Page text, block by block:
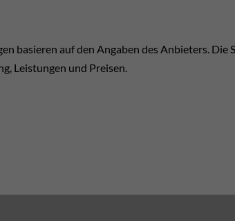
basieren auf den Angaben des Anbieters. Die
Leistungen und Preisen.